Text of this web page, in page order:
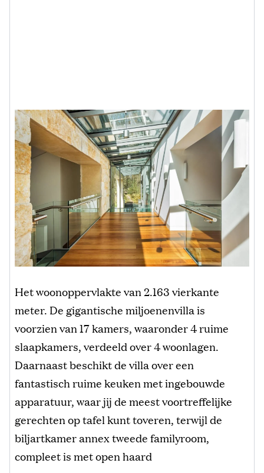
Het woonoppervlakte van 2.163 vierkante
meter. De gigantische miljoenenvilla is
voorzien van 17 kamers, waaronder 4 ruime
slaapkamers, verdeeld over 4 woonlagen.
Daarnaast beschikt de villa over een
fantastisch ruime keuken met ingebouwde
apparatuur, waar jij de meest voortreffelijke
gerechten op tafel kunt toveren, terwijl de
biljartkamer annex tweede familyroom,
compleet is met open haard